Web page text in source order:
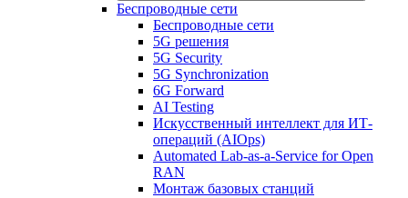
Беспроводные сети
Беспроводные сети
5G решения
5G Security
5G Synchronization
6G Forward
AI Testing
Искусственный интеллект для ИТ-
операций (AIOps)
Automated Lab-as-a-Service for Open
RAN
Монтаж базовых станций